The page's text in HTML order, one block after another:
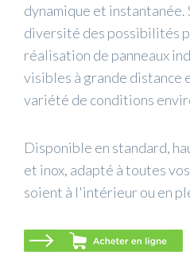
dynamique et instantanée.
diversité des possibilités
réalisation de panneaux
visibles à grande distance
variété de conditions
Disponible en standard,
et inox, adapté à toutes
soient à l'intérieur ou en